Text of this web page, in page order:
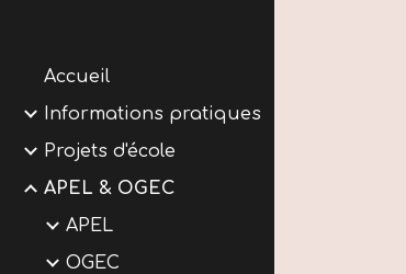
Accueil
Informations pratiques
Projets d'école
APEL & OGEC
APEL
OGEC